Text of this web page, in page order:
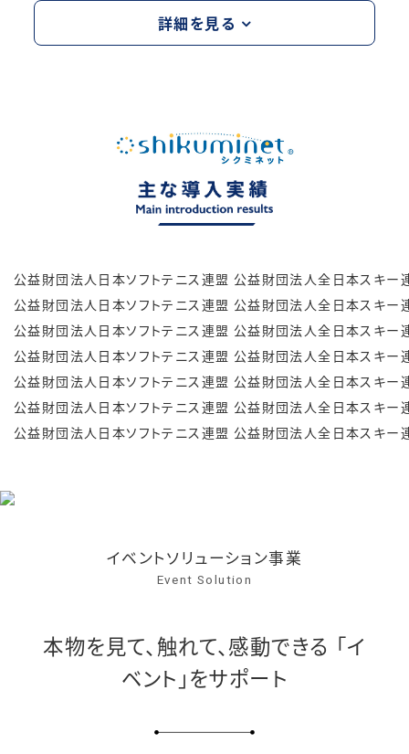
詳細を見る
公益財団法人日本ソフトテニス連盟 公益財団法人全日本スキー
公益財団法人日本ソフトテニス連盟 公益財団法人全日本スキー
公益財団法人日本ソフトテニス連盟 公益財団法人全日本スキー
公益財団法人日本ソフトテニス連盟 公益財団法人全日本スキー
公益財団法人日本ソフトテニス連盟 公益財団法人全日本スキー
公益財団法人日本ソフトテニス連盟 公益財団法人全日本スキー
公益財団法人日本ソフトテニス連盟 公益財団法人全日本スキー
イベントソリューション事業
Event Solution
本物を見て、触れて、感動できる 「イ
ベント」をサポート